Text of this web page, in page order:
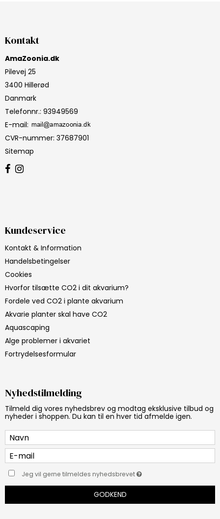
Kontakt
AmaZoonia.dk
Pilevej 25
3400 Hillerød
Danmark
Telefonnr.: 93949569
E-mail:
CVR-nummer: 37687901
Sitemap
Kundeservice
Kontakt & Information
Handelsbetingelser
Cookies
Hvorfor tilsætte CO2 i dit akvarium?
Fordele ved CO2 i plante akvarium
Akvarie planter skal have CO2
Aquascaping
Alge problemer i akvariet
Fortrydelsesformular
Nyhedstilmelding
Tilmeld dig vores nyhedsbrev og modtag eksklusive tilbud og
nyheder i shoppen. Du kan til en hver tid afmelde igen.
Jeg vil gerne tilmeldes nyhedsbrevet
GODKEND